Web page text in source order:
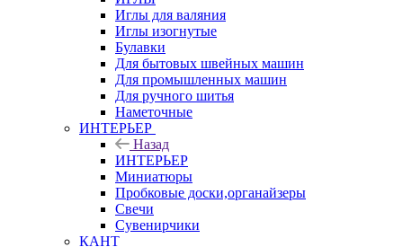
Иглы для валяния
Иглы изогнутые
Булавки
Для бытовых швейных машин
Для промышленных машин
Для ручного шитья
Наметочные
ИНТЕРЬЕР
Назад
ИНТЕРЬЕР
Миниатюры
Пробковые доски,органайзеры
Свечи
Сувенирчики
КАНТ